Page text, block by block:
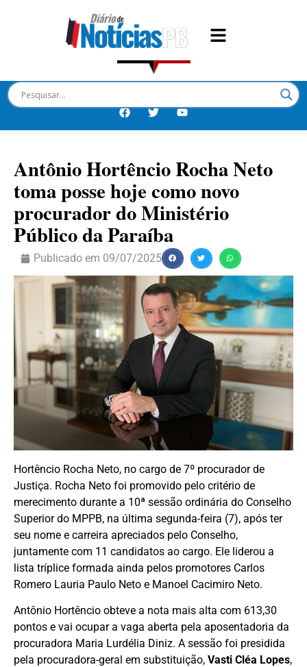
Antônio Hortêncio Rocha Neto
toma posse hoje como novo
procurador do Ministério
Público da Paraíba
Publicado em 09/07/2025
Hortêncio Rocha Neto, no cargo de 7º procurador de
Justiça. Rocha Neto foi promovido pelo critério de
merecimento durante a 10ª sessão ordinária do Conselho
Superior do MPPB, na última segunda-feira (7), após ter
seu nome e carreira apreciados pelo Conselho,
juntamente com 11 candidatos ao cargo. Ele liderou a
lista tríplice formada ainda pelos promotores Carlos
Romero Lauria Paulo Neto e Manoel Cacimiro Neto.
Antônio Hortêncio obteve a nota mais alta com 613,30
pontos e vai ocupar a vaga aberta pela aposentadoria da
procuradora Maria Lurdélia Diniz. A sessão foi presidida
pela procuradora-geral em substituição, Vasti Cléa Lopes,